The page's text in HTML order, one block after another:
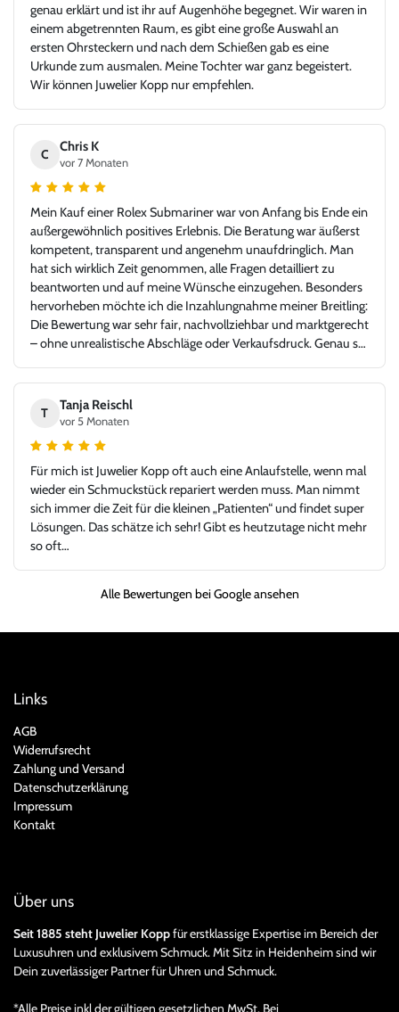
genau erklärt und ist ihr auf Augenhöhe begegnet. Wir waren in
einem abgetrennten Raum, es gibt eine große Auswahl an
ersten Ohrsteckern und nach dem Schießen gab es eine
Urkunde zum ausmalen. Meine Tochter war ganz begeistert.
Wir können Juwelier Kopp nur empfehlen.
C
Chris K
vor 7 Monaten
Mein Kauf einer Rolex Submariner war von Anfang bis Ende ein
außergewöhnlich positives Erlebnis. Die Beratung war äußerst
kompetent, transparent und angenehm unaufdringlich. Man
hat sich wirklich Zeit genommen, alle Fragen detailliert zu
beantworten und auf meine Wünsche einzugehen. Besonders
hervorheben möchte ich die Inzahlungnahme meiner Breitling:
Die Bewertung war sehr fair, nachvollziehbar und marktgerecht
– ohne unrealistische Abschläge oder Verkaufsdruck. Genau so
Uhrenhandel vor. Die Rolex Submariner war in top Zustand,
exakt wie beschrieben, inklusive aller Unterlagen. Der gesamte
Ablauf – von der Bewertung über die Abwicklung bis zur
Übergabe – verlief absolut reibungslos und hochprofessionell.
Ich habe mich jederzeit gut aufgehoben gefühlt und würde hier
jederzeit wieder kaufen oder verkaufen. Ein Händler, dem man
vertrauen kann und bei dem Leidenschaft für Uhren und
Fairness gegenüber dem Kunden klar im Vordergrund stehen.
Vielen Dank für dieses großartige Kauferlebnis, und danke an
Herr Kopp!
T
Tanja Reischl
vor 5 Monaten
Für mich ist Juwelier Kopp oft auch eine Anlaufstelle, wenn mal
wieder ein Schmuckstück repariert werden muss. Man nimmt
sich immer die Zeit für die kleinen „Patienten“ und findet super
Lösungen. Das schätze ich sehr! Gibt es heutzutage nicht mehr
so oft…
Alle Bewertungen bei Google ansehen
Links
AGB
Widerrufsrecht
Zahlung und Versand
Datenschutzerklärung
Impressum
Kontakt
Über uns
Seit 1885 steht Juwelier Koppfür erstklassige Expertise im Bereich der
Luxusuhren und exklusivem Schmuck. Mit Sitz in Heidenheim sind wir
Dein zuverlässiger Partner für Uhren und Schmuck.
*Alle Preise inkl der gültigen gesetzlichen MwSt. Bei